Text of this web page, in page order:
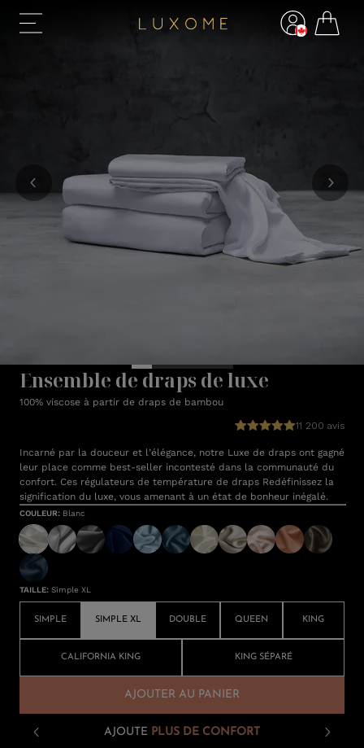
Ensemble de draps de luxe
100% viscose à partir de draps de bambou
11 200 avis
Incarné par la douceur et l’élégance, notre Luxe de draps ont gagné
leur place comme best-seller incontesté dans la communauté du
confort. Ces régulateurs de température de draps Redéfinissez la
signification du luxe, vous amenant à un état de bonheur inégalé.
COULEUR: Blanc
TAILLE: Simple XL
SIMPLE SIMPLE XL DOUBLE QUEEN KING
CALIFORNIA KING KING SÉPARÉ
AJOUTER AU PANIER
AJOUTE PLUS DE CONFORT